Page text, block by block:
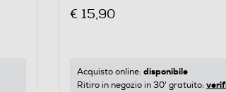
€ 15,90
Acquisto online: disponibile
Ritiro in negozio in 30' gratuito: